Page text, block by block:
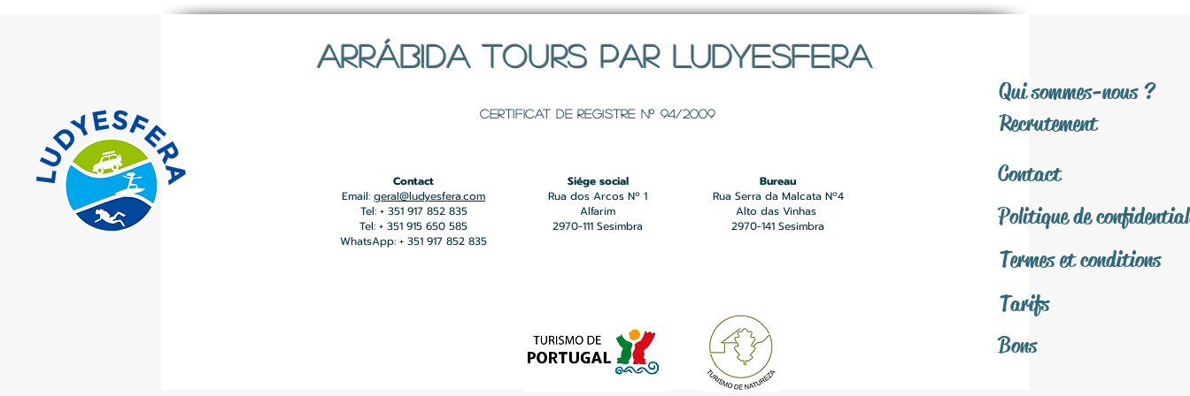
ARRÁBIDA TOURS PAR LUDYESFERA
Certificat de registre Nº 94/2009
Qui sommes-nous ?
Recrutement
Contact
Contact
Email: geral@ludyesfera.com
Tel: + 351 917 852 835
Tel: + 351 915 650 585
WhatsApp: + 351 917 852 835
Siége social
Rua dos Arcos Nº 1
Alfarim
2970-111 Sesimbra
Bureau
Rua Serra da Malcata Nº4
Alto das Vinhas
2970-141 Sesimbra
Politique de
Termes et conditions
Tarifs
Bons